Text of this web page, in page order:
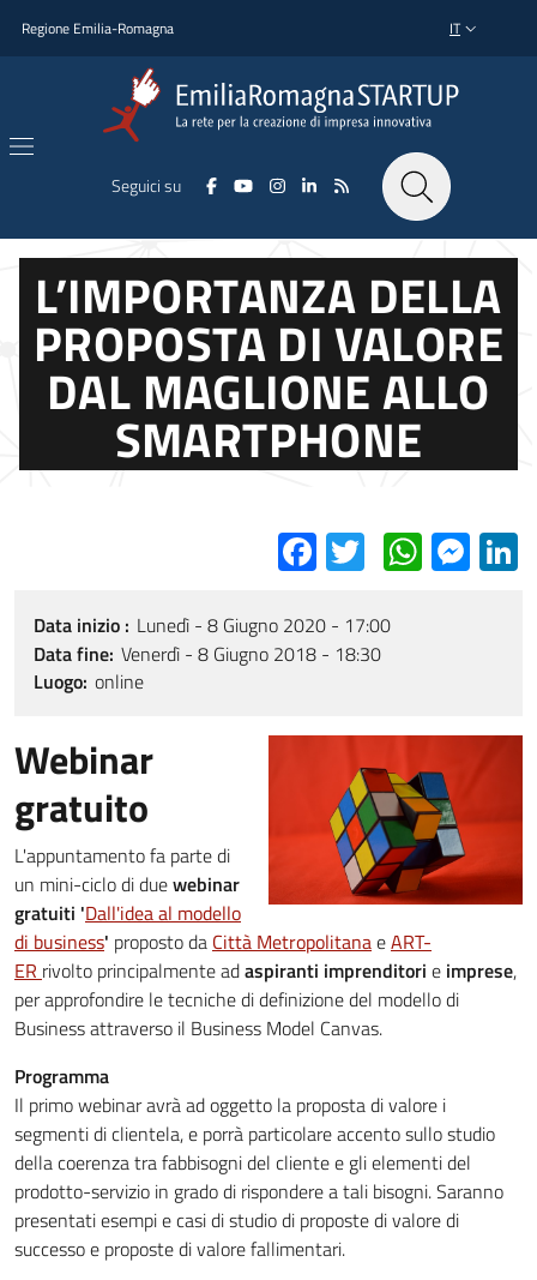
Regione Emilia-Romagna SELETTORE
IT
Seguici su
L’IMPORTANZA DELLA
PROPOSTA DI VALORE
DAL MAGLIONE ALLO
SMARTPHONE
Facebook
Twitter
Data inizio
Lunedì - 8 Giugno 2020 - 17:00
Data fine Venerdì - 8 Giugno 2018 - 18:30
Luogo online
Webinar
gratuito
L'appuntamento fa parte di
un mini-ciclo di duewebinar
gratuiti 'Dall'idea al modello
di business' proposto da Città MetropolitanaeART-
ER rivolto principalmente adaspiranti imprenditori e imprese,
per approfondire le tecniche di definizione del modello di
Business attraverso il Business Model Canvas.
Programma
Il primo webinar avrà ad oggetto la proposta di valore i
segmenti di clientela, e porrà particolare accento sullo studio
della coerenza tra fabbisogni del cliente e gli elementi del
prodotto-servizio in grado di rispondere a tali bisogni. Saranno
presentati esempi e casi di studio di proposte di valore di
successo e proposte di valore fallimentari.